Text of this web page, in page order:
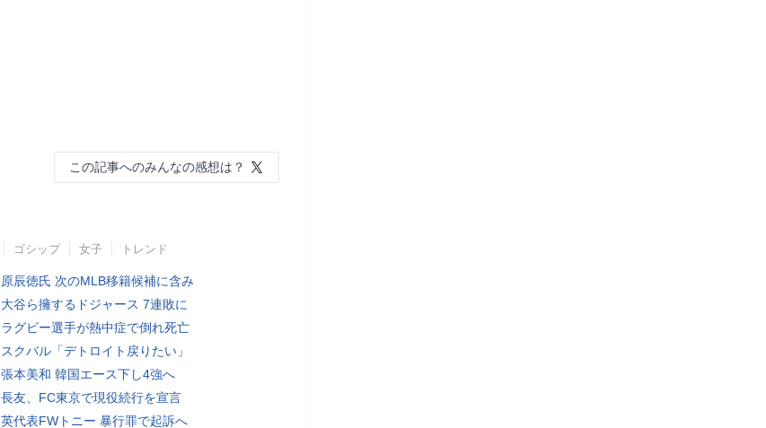
この記事へのみんなの感想は？
ゴシップ 女子 トレンド
原辰徳氏 次のMLB移籍候補に含み
大谷ら擁するドジャース 7連敗に
ラグビー選手が熱中症で倒れ死亡
スクバル「デトロイト戻りたい」
張本美和 韓国エース下し4強へ
長友、FC東京で現役続行を宣言
英代表FWトニー 暴行罪で起訴へ